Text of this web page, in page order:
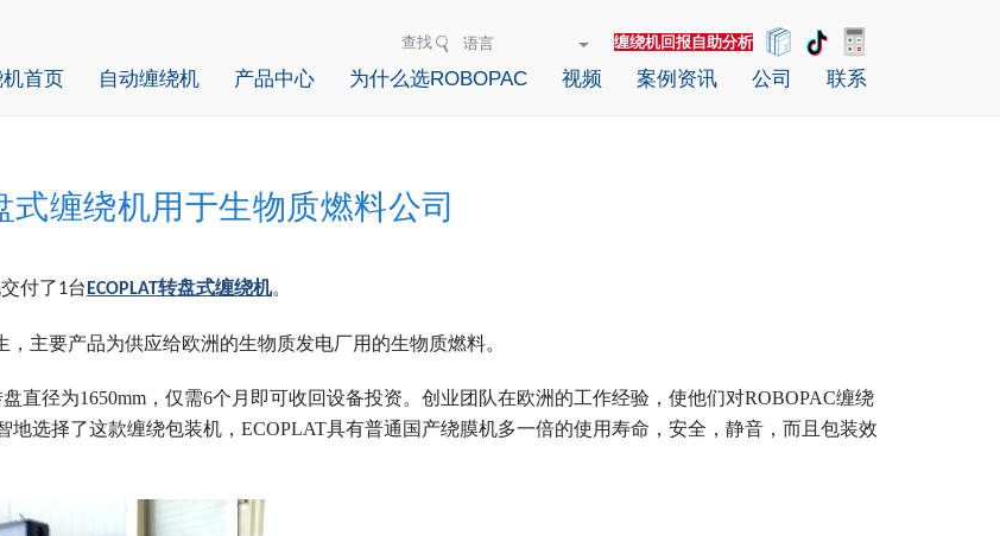
查找 缠绕机回报自助分析
首页 自动缠绕机 产品中心 为什么选ROBOPAC 视频 案例资讯 公司 联系
式缠绕机用于生物质燃料公司
付了1台 ECOPLAT转盘式缠绕机。
主要产品为供应给欧洲的生物质发电厂用的生物质燃料。
直径为1650mm，仅需6个月即可收回设备投资。创业团队在欧洲的工作经验，使他们对ROBOPAC缠绕
选择了这款缠绕包装机，ECOPLAT具有普通国产绕膜机多一倍的使用寿命，安全，静音，而且包装效